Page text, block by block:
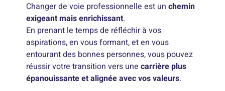
Changer de voie professionnelle est unchemin
exigeant mais enrichissant.
En prenant le temps de réfléchir à vos
aspirations, en vous formant, et en vous
entourant des bonnes personnes, vous pouvez
réussir votre transition vers unecarrière plus
épanouissante et alignée avec vos valeurs.